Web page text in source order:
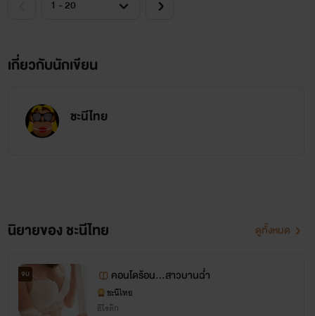
เกี่ยวกับนักเขียน
ชะนีไทย
นิยายของ ชะนีไทย ดูทั้งหมด
จบ คอนโดร้อน...สาวบานฉ่ำ
ชะนีไทย
อีโรติก